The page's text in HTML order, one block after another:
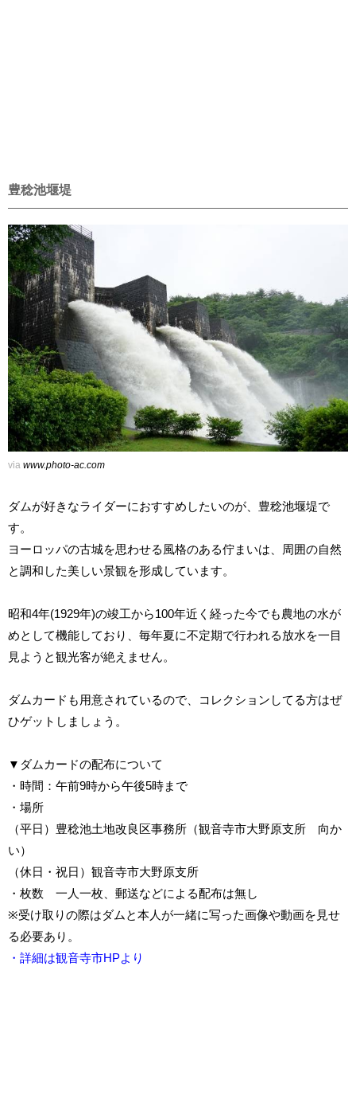
豊稔池堰堤
via www.photo-ac.com
ダムが好きなライダーにおすすめしたいのが、豊稔池堰堤で
す。
ヨーロッパの古城を思わせる風格のある佇まいは、周囲の自然
と調和した美しい景観を形成しています。
昭和4年(1929年)の竣工から100年近く経った今でも農地の水が
めとして機能しており、毎年夏に不定期で行われる放水を一目
見ようと観光客が絶えません。
ダムカードも用意されているので、コレクションしてる方はぜ
ひゲットしましょう。
▼ダムカードの配布について
・時間：午前9時から午後5時まで
・場所
（平日）豊稔池土地改良区事務所（観音寺市大野原支所 向か
い）
（休日・祝日）観音寺市大野原支所
・枚数 一人一枚、郵送などによる配布は無し
※受け取りの際はダムと本人が一緒に写った画像や動画を見せ
る必要あり。
・詳細は観音寺市HPより